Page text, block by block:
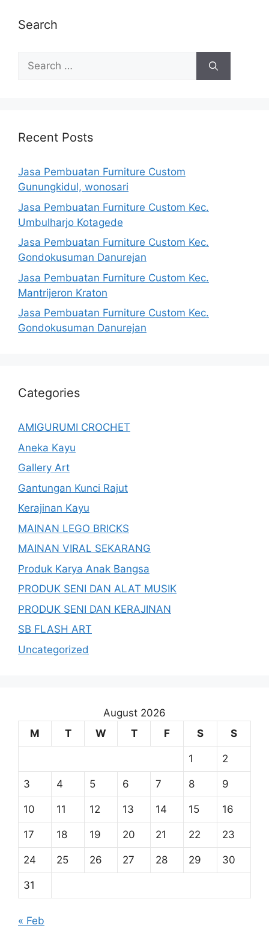
Search
Search
for:
Recent Posts
Jasa Pembuatan Furniture Custom
Gunungkidul, wonosari
Jasa Pembuatan Furniture Custom Kec.
Umbulharjo Kotagede
Jasa Pembuatan Furniture Custom Kec.
Gondokusuman Danurejan
Jasa Pembuatan Furniture Custom Kec.
Mantrijeron Kraton
Jasa Pembuatan Furniture Custom Kec.
Gondokusuman Danurejan
Categories
AMIGURUMI CROCHET
Aneka Kayu
Gallery Art
Gantungan Kunci Rajut
Kerajinan Kayu
MAINAN LEGO BRICKS
MAINAN VIRAL SEKARANG
Produk Karya Anak Bangsa
PRODUK SENI DAN ALAT MUSIK
PRODUK SENI DAN KERAJINAN
SB FLASH ART
Uncategorized
August 2026
M
T W T F S S
1 2
3 4 5 6 7 8 9
10 11 12 13 14 15 16
17 18 19 20 21 22 23
24 25 26 27 28 29 30
31
« Feb